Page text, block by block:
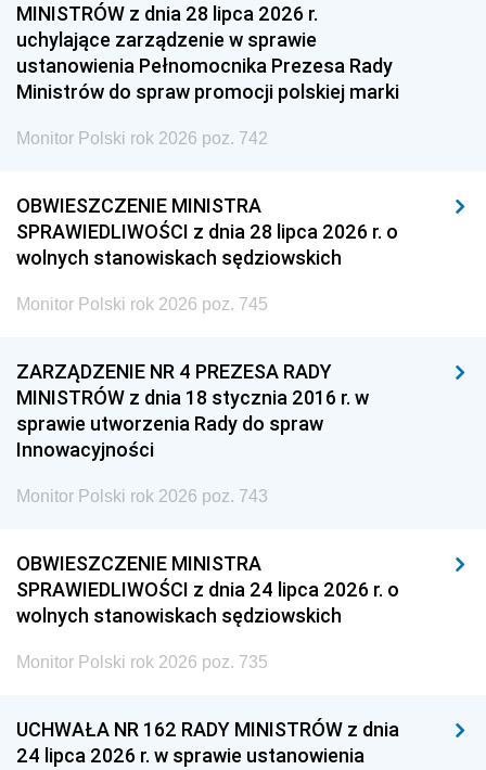
MINISTRÓW z dnia 28 lipca 2026 r.
uchylające zarządzenie w sprawie
ustanowienia Pełnomocnika Prezesa Rady
Ministrów do spraw promocji polskiej marki
Monitor Polski rok 2026 poz. 742
OBWIESZCZENIE MINISTRA
SPRAWIEDLIWOŚCI z dnia 28 lipca 2026 r. o
wolnych stanowiskach sędziowskich
Monitor Polski rok 2026 poz. 745
ZARZĄDZENIE NR 4 PREZESA RADY
MINISTRÓW z dnia 18 stycznia 2016 r. w
sprawie utworzenia Rady do spraw
Innowacyjności
Monitor Polski rok 2026 poz. 743
OBWIESZCZENIE MINISTRA
SPRAWIEDLIWOŚCI z dnia 24 lipca 2026 r. o
wolnych stanowiskach sędziowskich
Monitor Polski rok 2026 poz. 735
UCHWAŁA NR 162 RADY MINISTRÓW z dnia
24 lipca 2026 r. w sprawie ustanowienia